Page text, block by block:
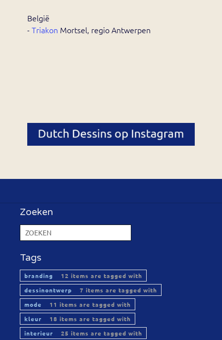
België
- Triakon Mortsel, regio Antwerpen
Zoeken
Tags
branding
12 items are tagged with
dessinontwerp
7 items are tagged with
mode
11 items are tagged with
kleur
18 items are tagged with
interieur
25 items are tagged with